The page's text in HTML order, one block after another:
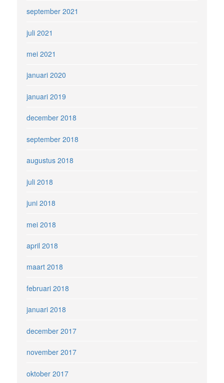
september 2021
juli 2021
mei 2021
januari 2020
januari 2019
december 2018
september 2018
augustus 2018
juli 2018
juni 2018
mei 2018
april 2018
maart 2018
februari 2018
januari 2018
december 2017
november 2017
oktober 2017